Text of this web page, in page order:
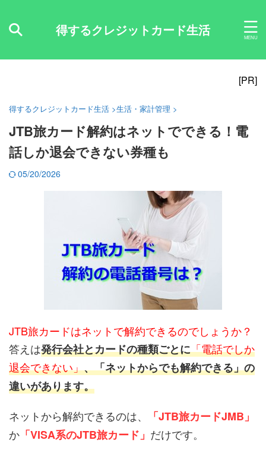
得するクレジットカード生活
[PR]
得するクレジットカード生活 >生活・家計管理 >
JTB旅カード解約はネットでできる！電
話しか退会できない券種も
05/20/2026
JTB旅カードはネットで解約できるのでしょうか？
答えは発行会社とカードの種類ごとに「電話でしか
退会できない」、「ネットからでも解約できる」の
違いがあります。
ネットから解約できるのは、
「JTB旅カードJMB」
か 「VISA系のJTB旅カード」 だけです。